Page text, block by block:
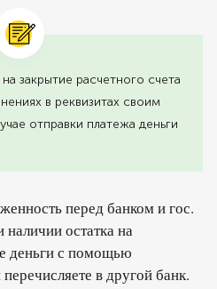
закрытие расчетного счета
в реквизитах своим
отправки платежа деньги
перед банком и гос.
остатка на
деньги с помощью
в другой банк.